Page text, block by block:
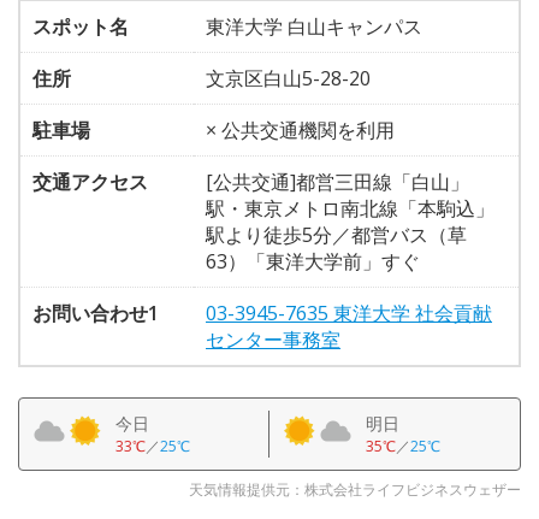
スポット名
東洋大学 白山キャンパス
住所
文京区白山5-28-20
駐車場
× 公共交通機関を利用
交通アクセス
[公共交通]都営三田線「白山」
駅・東京メトロ南北線「本駒込」
駅より徒歩5分／都営バス（草
63）「東洋大学前」すぐ
お問い合わせ1
03-3945-7635 東洋大学 社会貢献
センター事務室
今日
33℃／25℃
明日
35℃／25℃
天気情報提供元：株式会社ライフビジネスウェザー